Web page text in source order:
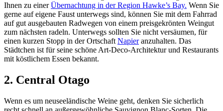
Ihnen zu einerÜbernachtung in der Region Hawke’s Bay. Wenn Sie
gerne auf eigene Faust unterwegs sind, können Sie mit dem Fahrrad
auf gut ausgebauten Radwegen von einem preisgekrönten Weingut
zum nächsten radeln. Unterwegs sollten Sie nicht versäumen, für
einen kurzen Stopp in der Ortschaft Napieranzuhalten. Das
Städtchen ist für seine schöne Art-Deco-Architektur und Restaurants
mit köstlichem Essen bekannt.
2. Central Otago
Wenn es um neuseeländische Weine geht, denken Sie sicherlich